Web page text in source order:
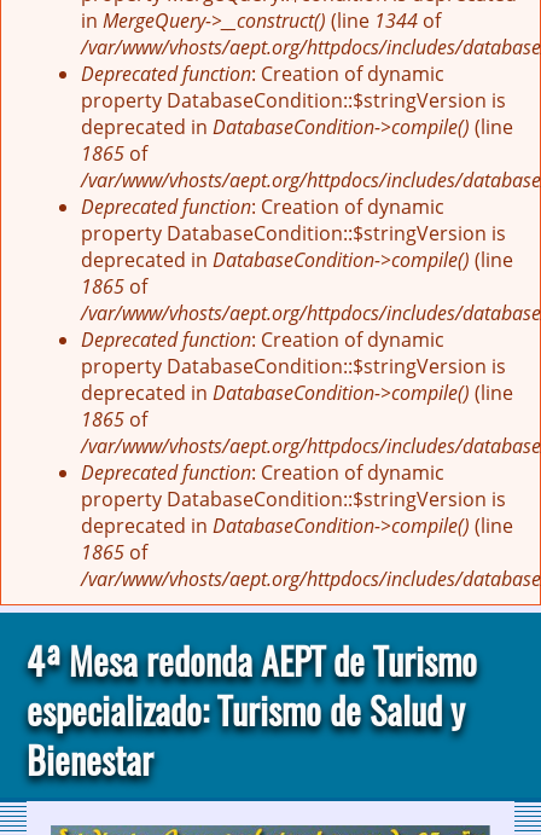
in MergeQuery->__construct() (line 1344 of
/var/www/vhosts/aept.org/httpdocs/includes/
Deprecated function: Creation of dynamic
property DatabaseCondition::$stringVersion is
deprecated in DatabaseCondition->compile() (line
1865 of
/var/www/vhosts/aept.org/httpdocs/includes/
Deprecated function: Creation of dynamic
property DatabaseCondition::$stringVersion is
deprecated in DatabaseCondition->compile() (line
1865 of
/var/www/vhosts/aept.org/httpdocs/includes/
Deprecated function: Creation of dynamic
property DatabaseCondition::$stringVersion is
deprecated in DatabaseCondition->compile() (line
1865 of
/var/www/vhosts/aept.org/httpdocs/includes/
Deprecated function: Creation of dynamic
property DatabaseCondition::$stringVersion is
deprecated in DatabaseCondition->compile() (line
1865 of
/var/www/vhosts/aept.org/httpdocs/includes/
4ª Mesa redonda AEPT de Turismo
especializado: Turismo de Salud y
Bienestar